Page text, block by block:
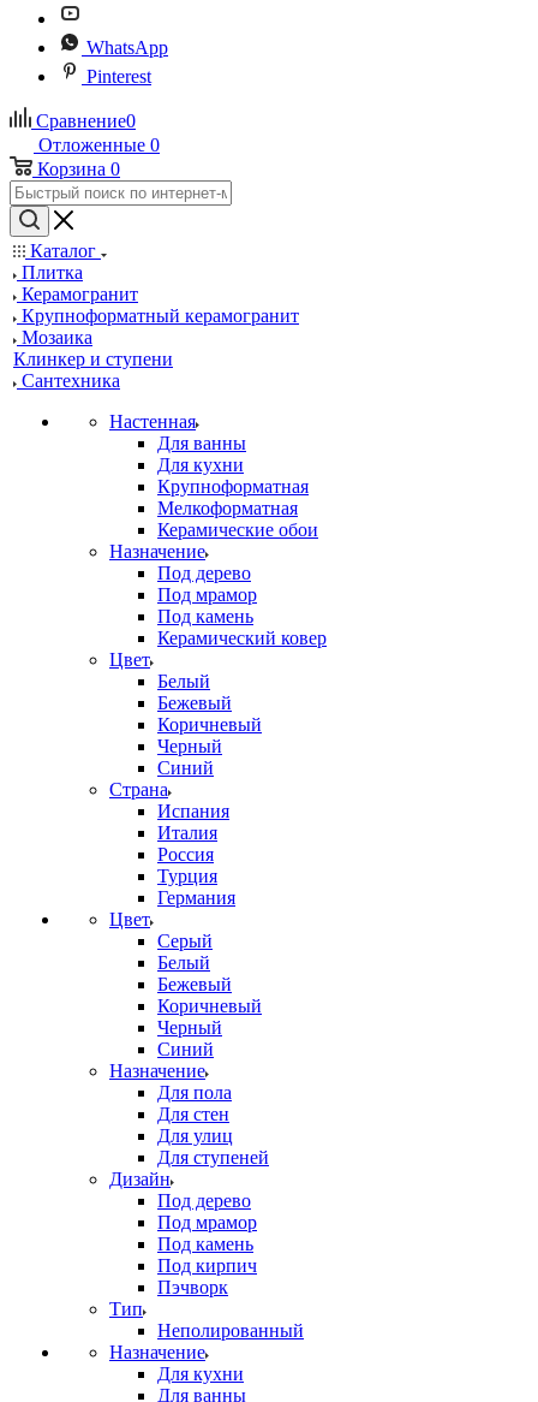
WhatsApp
Pinterest
Сравнение0
Отложенные 0
Корзина 0
Каталог
Плитка
Керамогранит
Крупноформатный керамогранит
Мозаика
Клинкер и ступени
Сантехника
Настенная
Для ванны
Для кухни
Крупноформатная
Мелкоформатная
Керамические обои
Назначение
Под дерево
Под мрамор
Под камень
Керамический ковер
Цвет
Белый
Бежевый
Коричневый
Черный
Синий
Страна
Испания
Италия
Россия
Турция
Германия
Цвет
Серый
Белый
Бежевый
Коричневый
Черный
Синий
Назначение
Для пола
Для стен
Для улиц
Для ступеней
Дизайн
Под дерево
Под мрамор
Под камень
Под кирпич
Пэчворк
Тип
Неполированный
Назначение
Для кухни
Для ванны